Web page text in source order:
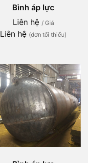
Bình áp lực
Liên hệ / Giá
Liên hệ (đơn tối thiểu)